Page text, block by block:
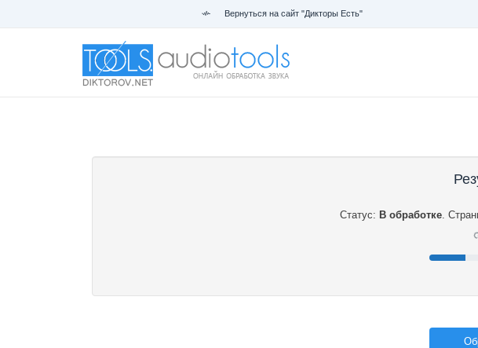
Вернуться на сайт "Дикторы Есть"
Статус: В обработке.